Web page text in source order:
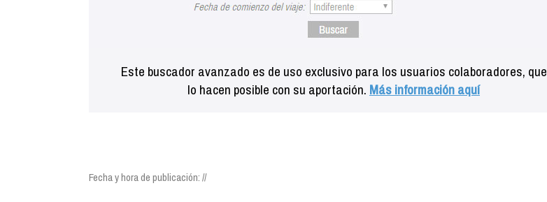
Este buscador avanzado es de uso exclusivo para los usuarios colaboradores, que
lo hacen posible con su aportación. Más información aquí
Fecha y hora de publicación: //